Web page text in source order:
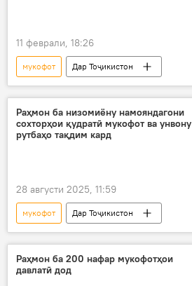
11 феврали, 18:26
мукофот
Дар Тоҷикистон
варзишгарони тоҷик
варзишгар
Навигариҳои варзиши Тоҷикистон
мукофотпулӣ
Эмомалӣ Раҳмон
Раҳмон ба низомиёну намояндагони
сохторҳои қудратӣ мукофот ва унвону
рутбаҳо тақдим кард
28 августи 2025, 11:59
мукофот
Дар Тоҷикистон
Эмомалӣ Раҳмон
низомиён
истиқлолият
Раҳмон ба 200 нафар мукофотҳои
давлатӣ дод